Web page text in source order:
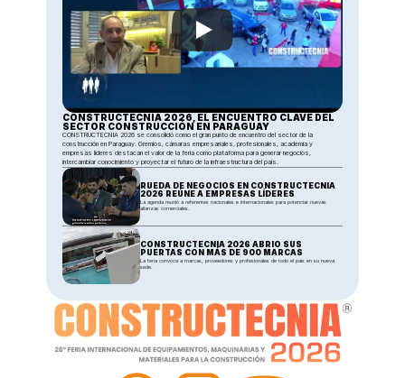
CONSTRUCTECNIA 2026, EL ENCUENTRO CLAVE DEL
SECTOR CONSTRUCCIÓN EN PARAGUAY
CONSTRUCTECNIA 2026 se consolidó como el gran punto de encuentro del sector de la
construcción en Paraguay. Gremios, cámaras empresariales, profesionales, academia y
empresas líderes destacan el valor de la feria como plataforma para generar negocios,
intercambiar conocimiento y proyectar el futuro de la infraestructura del país.
RUEDA DE NEGOCIOS EN CONSTRUCTECNIA
2026 REÚNE A EMPRESAS LÍDERES
La agenda reunió a referentes nacionales e internacionales para potenciar nuevas
alianzas comerciales.
CONSTRUCTECNIA 2026 ABRIÓ SUS
PUERTAS CON MÁS DE 900 MARCAS
La feria convoca a marcas, proveedores y profesionales de todo el país en su nueva
sede.